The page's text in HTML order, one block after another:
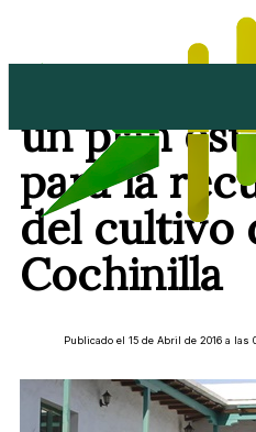
un plan
para la
del cultivo
Cochinilla
Publicado el 15 de Abril de 2016 a las